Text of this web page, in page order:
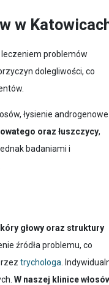
w
problemów
dolegliwości, co
łysienie androgenowe
oraz łuszczycy,
badaniami i
głowy oraz struktury
źródła problemu, co
trychologa .
W naszej klinice